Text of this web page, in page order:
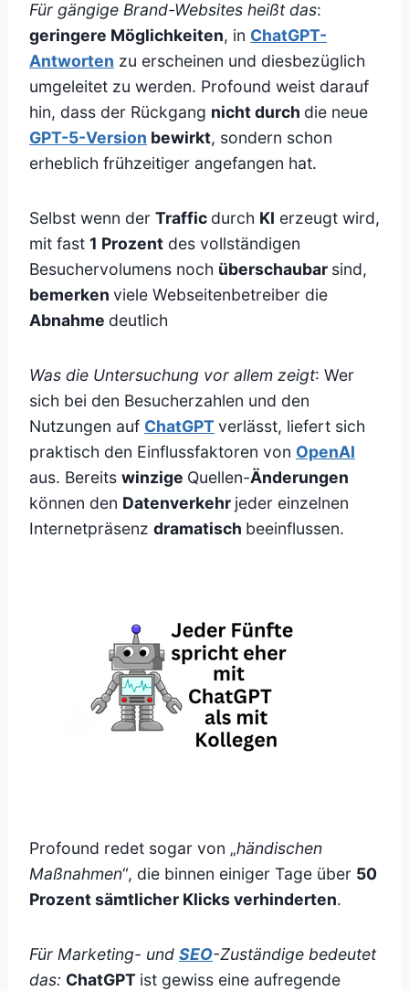
Für gängige Brand-Websites heißt das:
geringere Möglichkeiten, in ChatGPT-
Antworten zu erscheinen und diesbezüglich
umgeleitet zu werden. Profound weist darauf
hin, dass der Rückgang nicht durch die neue
GPT-5-Version bewirkt, sondern schon
erheblich frühzeitiger angefangen hat.
Selbst wenn der Traffic durch KI erzeugt wird,
mit fast 1 Prozent des vollständigen
Besuchervolumens noch überschaubar sind,
bemerken viele Webseitenbetreiber die
Abnahme deutlich
Was die Untersuchung vor allem zeigt: Wer
sich bei den Besucherzahlen und den
Nutzungen auf ChatGPT verlässt, liefert sich
praktisch den Einflussfaktoren von OpenAI
aus. Bereits winzige Quellen-Änderungen
können den Datenverkehr jeder einzelnen
Internetpräsenz dramatisch beeinflussen.
Profound redet sogar von „händischen
Maßnahmen“, die binnen einiger Tage über 50
Prozent sämtlicher Klicks verhinderten.
Für Marketing- und SEO-Zuständige bedeutet
das: ChatGPT ist gewiss eine aufregende